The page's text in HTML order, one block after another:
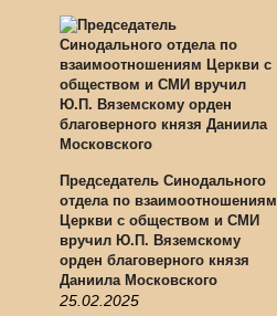
Председатель Синодального
отдела по взаимоотношениям
Церкви с обществом и СМИ
вручил Ю.П. Вяземскому
орден благоверного князя
Даниила Московского
25.02.2025